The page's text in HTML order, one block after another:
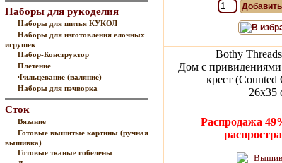
Наборы для рукоделия
Наборы для шитья КУКОЛ
Наборы для изготовления елочных
игрушек
Набор-Конструктор
Плетение
Фильцевание (валяние)
Наборы для пэчворка
Сток
Вязание
Готовые вышитые картины (ручная
вышивка)
Готовые тканые гобелены
В
Bothy
Дом с
крест (Counted
26х35
Распродажа